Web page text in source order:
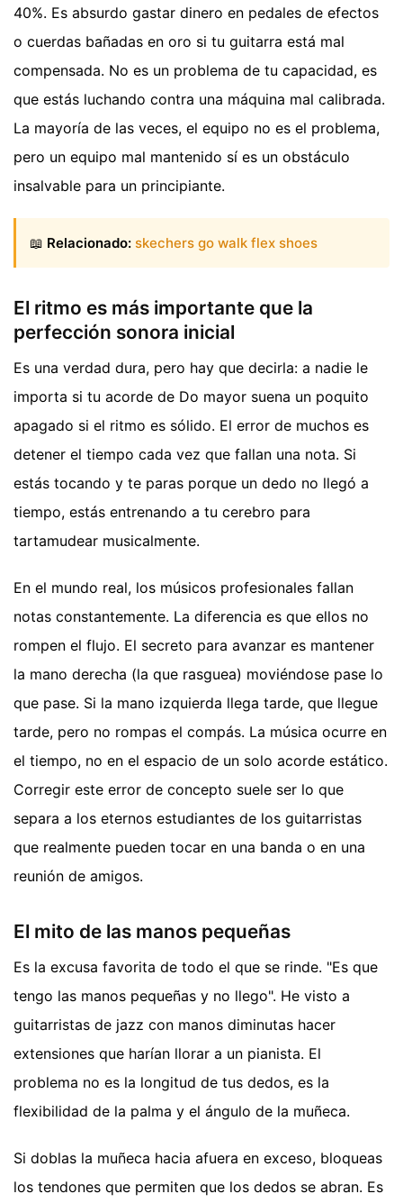
40%. Es absurdo gastar dinero en pedales de efectos
o cuerdas bañadas en oro si tu guitarra está mal
compensada. No es un problema de tu capacidad, es
que estás luchando contra una máquina mal calibrada.
La mayoría de las veces, el equipo no es el problema,
pero un equipo mal mantenido sí es un obstáculo
insalvable para un principiante.
📖 Relacionado: skechers go walk flex shoes
El ritmo es más importante que la
perfección sonora inicial
Es una verdad dura, pero hay que decirla: a nadie le
importa si tu acorde de Do mayor suena un poquito
apagado si el ritmo es sólido. El error de muchos es
detener el tiempo cada vez que fallan una nota. Si
estás tocando y te paras porque un dedo no llegó a
tiempo, estás entrenando a tu cerebro para
tartamudear musicalmente.
En el mundo real, los músicos profesionales fallan
notas constantemente. La diferencia es que ellos no
rompen el flujo. El secreto para avanzar es mantener
la mano derecha (la que rasguea) moviéndose pase lo
que pase. Si la mano izquierda llega tarde, que llegue
tarde, pero no rompas el compás. La música ocurre en
el tiempo, no en el espacio de un solo acorde estático.
Corregir este error de concepto suele ser lo que
separa a los eternos estudiantes de los guitarristas
que realmente pueden tocar en una banda o en una
reunión de amigos.
El mito de las manos pequeñas
Es la excusa favorita de todo el que se rinde. "Es que
tengo las manos pequeñas y no llego". He visto a
guitarristas de jazz con manos diminutas hacer
extensiones que harían llorar a un pianista. El
problema no es la longitud de tus dedos, es la
flexibilidad de la palma y el ángulo de la muñeca.
Si doblas la muñeca hacia afuera en exceso, bloqueas
los tendones que permiten que los dedos se abran. Es